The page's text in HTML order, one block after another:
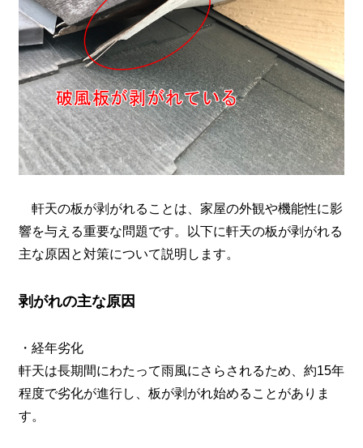
軒天の板が剥がれることは、家屋の外観や機能性に影
響を与える重要な問題です。以下に軒天の板が剥がれる
主な原因と対策について説明します。
剥がれの主な原因
・経年劣化
軒天は長期間にわたって雨風にさらされるため、約15年
程度で劣化が進行し、板が剥がれ始めることがありま
す。